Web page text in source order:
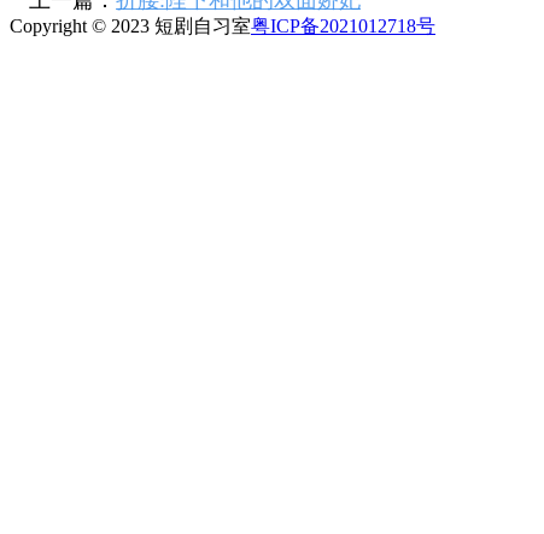
Copyright © 2023 短剧自习室粤ICP备2021012718号